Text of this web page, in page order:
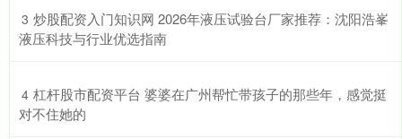
3 ​炒股配资入门知识网 2026年液压试验台厂家推荐：沈阳浩峯
液压科技与行业优选指南
4 ​杠杆股市配资平台 婆婆在广州帮忙带孩子的那些年，感觉挺
对不住她的